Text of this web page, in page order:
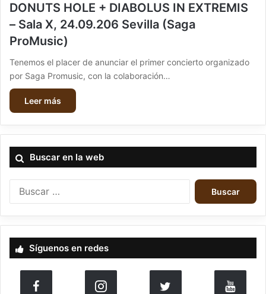
DONUTS HOLE + DIABOLUS IN EXTREMIS
– Sala X, 24.09.206 Sevilla (Saga
ProMusic)
Tenemos el placer de anunciar el primer concierto organizado
por Saga Promusic, con la colaboración…
Leer más
Buscar en la web
c
a
:
Síguenos en redes